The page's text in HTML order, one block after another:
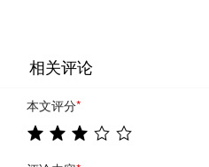
相关评论
本文评分*